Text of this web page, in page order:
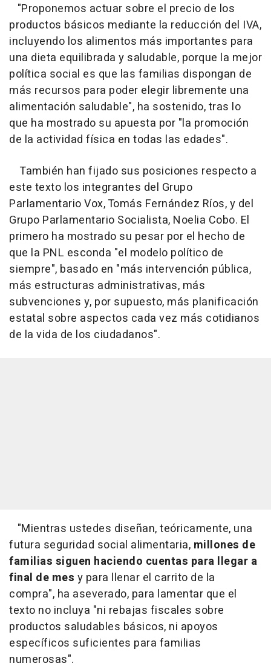
"Proponemos actuar sobre el precio de los
productos básicos mediante la reducción del IVA,
incluyendo los alimentos más importantes para
una dieta equilibrada y saludable, porque la mejor
política social es que las familias dispongan de
más recursos para poder elegir libremente una
alimentación saludable", ha sostenido, tras lo
que ha mostrado su apuesta por "la promoción
de la actividad física en todas las edades".
También han fijado sus posiciones respecto a
este texto los integrantes del Grupo
Parlamentario Vox, Tomás Fernández Ríos, y del
Grupo Parlamentario Socialista, Noelia Cobo. El
primero ha mostrado su pesar por el hecho de
que la PNL esconda "el modelo político de
siempre", basado en "más intervención pública,
más estructuras administrativas, más
subvenciones y, por supuesto, más planificación
estatal sobre aspectos cada vez más cotidianos
de la vida de los ciudadanos".
"Mientras ustedes diseñan, teóricamente, una
futura seguridad social alimentaria, millones de
familias siguen haciendo cuentas para llegar a
final de mes y para llenar el carrito de la
compra", ha aseverado, para lamentar que el
texto no incluya "ni rebajas fiscales sobre
productos saludables básicos, ni apoyos
específicos suficientes para familias
numerosas".